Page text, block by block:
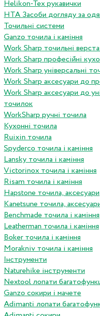
Helikon-Tex рукавички
HTA Засоби догляду за
Точильні системи
Ganzo точила і каміння
Work Sharp точильні
Work Sharp професiйнi
Work Sharp унiверсальнi
Work Sharp аксесуари до
Work Sharp аксесуари до
точилок
WorkSharp ручні точила
Кухонні точила
Ruixin точила
Spyderco точила і каміння
Lansky точила і каміння
Victorinox точила і каміння
Risam точила і каміння
Hapstone точила, аксесуари
Kanetsune точила,
Benchmade точила і каміння
Leatherman точила і каміння
Boker точила і каміння
Morakniv точила і каміння
Інструменти
Naturehike інструменти
Nextool лопати
Ganzo сокири і мачете
Adimanti лопати